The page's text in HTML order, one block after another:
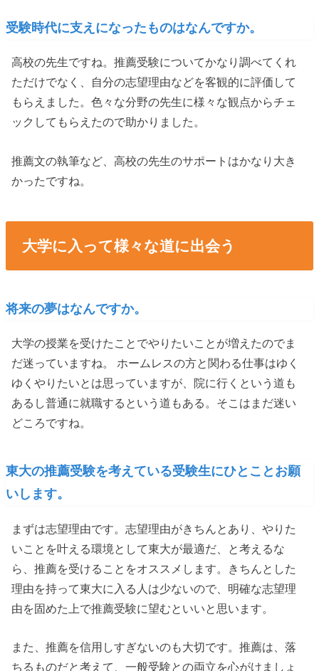
受験時代に支えになったものはなんですか。
高校の先生ですね。推薦受験についてかなり調べてくれ
ただけでなく、自分の志望理由などを客観的に評価して
もらえました。色々な分野の先生に様々な観点からチェ
ックしてもらえたので助かりました。
推薦文の執筆など、高校の先生のサポートはかなり大き
かったですね。
大学に入って様々な道に出会う
将来の夢はなんですか。
大学の授業を受けたことでやりたいことが増えたのでま
だ迷っていますね。 ホームレスの方と関わる仕事はゆく
ゆくやりたいとは思っていますが、院に行くという道も
あるし普通に就職するという道もある。そこはまだ迷い
どころですね。
東大の推薦受験を考えている受験生にひとことお願
いします。
まずは志望理由です。志望理由がきちんとあり、やりた
いことを叶える環境として東大が最適だ、と考えるな
ら、推薦を受けることをオススメします。きちんとした
理由を持って東大に入る人は少ないので、明確な志望理
由を固めた上で推薦受験に望むといいと思います。
また、推薦を信用しすぎないのも大切です。推薦は、落
ちるものだと考えて、一般受験との両立を心がけましょ